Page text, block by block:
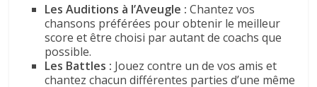
Les Auditions à l’Aveugle :Chantez vos
chansons préférées pour obtenir le meilleur
score et être choisi par autant de coachs que
possible.
Les Battles : Jouez contre un de vos amis et
chantez chacun différentes parties d’une même